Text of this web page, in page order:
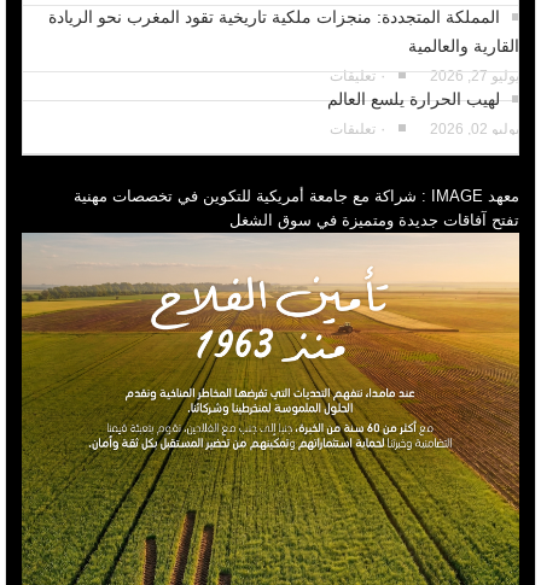
المملكة المتجددة: منجزات ملكية تاريخية تقود المغرب نحو الريادة
القارية والعالمية
يوليو 27, 2026 ٠ تعليقات
لهيب الحرارة يلسع العالم
يوليو 02, 2026 ٠ تعليقات
معهد IMAGE : شراكة مع جامعة أمريكية للتكوين في تخصصات مهنية
تفتح آفاقات جديدة ومتميزة في سوق الشغل